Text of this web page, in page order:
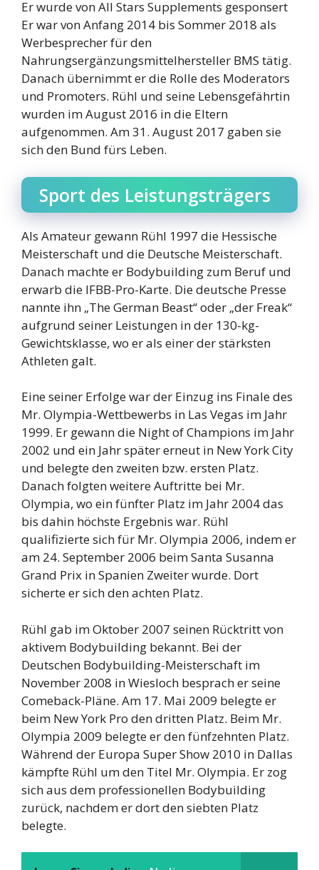
Er wurde von All Stars Supplements gesponsert
Er war von Anfang 2014 bis Sommer 2018 als
Werbesprecher für den
Nahrungsergänzungsmittelhersteller BMS tätig.
Danach übernimmt er die Rolle des Moderators
und Promoters. Rühl und seine Lebensgefährtin
wurden im August 2016 in die Eltern
aufgenommen. Am 31. August 2017 gaben sie
sich den Bund fürs Leben.
Sport des Leistungsträgers
Als Amateur gewann Rühl 1997 die Hessische
Meisterschaft und die Deutsche Meisterschaft.
Danach machte er Bodybuilding zum Beruf und
erwarb die IFBB-Pro-Karte. Die deutsche Presse
nannte ihn „The German Beast“ oder „der Freak“
aufgrund seiner Leistungen in der 130-kg-
Gewichtsklasse, wo er als einer der stärksten
Athleten galt.
Eine seiner Erfolge war der Einzug ins Finale des
Mr. Olympia-Wettbewerbs in Las Vegas im Jahr
1999. Er gewann die Night of Champions im Jahr
2002 und ein Jahr später erneut in New York City
und belegte den zweiten bzw. ersten Platz.
Danach folgten weitere Auftritte bei Mr.
Olympia, wo ein fünfter Platz im Jahr 2004 das
bis dahin höchste Ergebnis war. Rühl
qualifizierte sich für Mr. Olympia 2006, indem er
am 24. September 2006 beim Santa Susanna
Grand Prix in Spanien Zweiter wurde. Dort
sicherte er sich den achten Platz.
Rühl gab im Oktober 2007 seinen Rücktritt von
aktivem Bodybuilding bekannt. Bei der
Deutschen Bodybuilding-Meisterschaft im
November 2008 in Wiesloch besprach er seine
Comeback-Pläne. Am 17. Mai 2009 belegte er
beim New York Pro den dritten Platz. Beim Mr.
Olympia 2009 belegte er den fünfzehnten Platz.
Während der Europa Super Show 2010 in Dallas
kämpfte Rühl um den Titel Mr. Olympia. Er zog
sich aus dem professionellen Bodybuilding
zurück, nachdem er dort den siebten Platz
belegte.